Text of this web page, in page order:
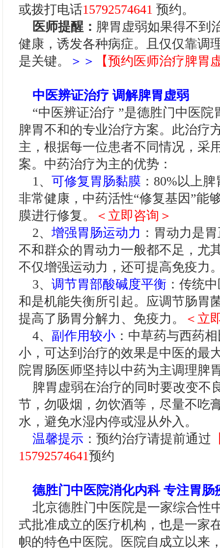
或拨打电话15792574641 预约。
医师提醒： 脾胃虚弱如果得不到
健康，诱发各种病症。且仅仅靠调
是关键。
＞＞ 【预约医师治疗脾胃
中医辨证治疗 调解脾胃虚弱
“中医辨证治疗 ”是德胜门中医院
脾胃不和的专业治疗方案。此治疗
主，根据每一位患者不同情况，采
案。中药治疗为主的优势：
1、 可修复胃肠黏膜 ：80%以上
非常健康，中药活性“修复基因”能
膜进行修复。
＜立即咨询＞
2、 增强胃肠运动力 ：胃动力是
不和群众的胃动力一般都不足，尤
不仅增强运动力，还可提高免疫力
3、 调节胃部酸碱度平衡 ：传统
和是机能失衡所引起。应调节肠胃
提高了肠胃分解力、免疫力。
＜立
4、 副作用较小 ：中草药与西药
小，可达到治疗的效果是中医的最
院胃肠医师坚持以中药为主调理脾
脾胃虚弱在治疗的同时要改变不
节，勿吸烟，勿饮酒等，尽量不吃
水，避免水湿内停或湿从外入。
温馨提示 ：预约治疗请提前通过
15792574641预约
德胜门中医院消化内科 专注胃肠
北京德胜门中医院是一家综合性
式批准成立的医疗机构，也是一家
帜的特色中医院。医院自成立以来